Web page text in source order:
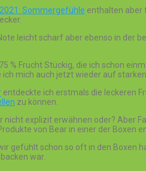
Sommergefühle enthalten aber
leicht scharf aber ebenso in der
% Frucht Stückig, die ich schon
mich auch jetzt wieder auf starken
entdeckte ich erstmals die leckeren
zu können.
explizit erwähnen oder? Aber
von Bear in einer der Boxen
gefühlt schon so oft in den
war.